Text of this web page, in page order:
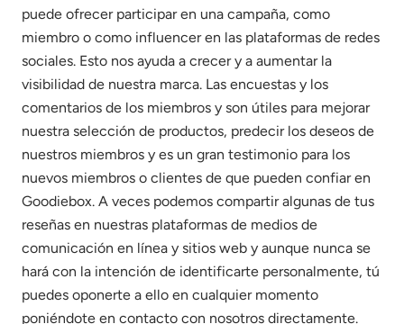
puede ofrecer participar en una campaña, como
miembro o como influencer en las plataformas de redes
sociales. Esto nos ayuda a crecer y a aumentar la
visibilidad de nuestra marca. Las encuestas y los
comentarios de los miembros y son útiles para mejorar
nuestra selección de productos, predecir los deseos de
nuestros miembros y es un gran testimonio para los
nuevos miembros o clientes de que pueden confiar en
Goodiebox. A veces podemos compartir algunas de tus
reseñas en nuestras plataformas de medios de
comunicación en línea y sitios web y aunque nunca se
hará con la intención de identificarte personalmente, tú
puedes oponerte a ello en cualquier momento
poniéndote en contacto con nosotros directamente.